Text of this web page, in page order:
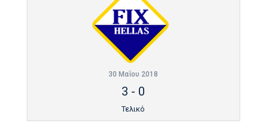
30 Μαΐου 2018
3 - 0
Τελικό